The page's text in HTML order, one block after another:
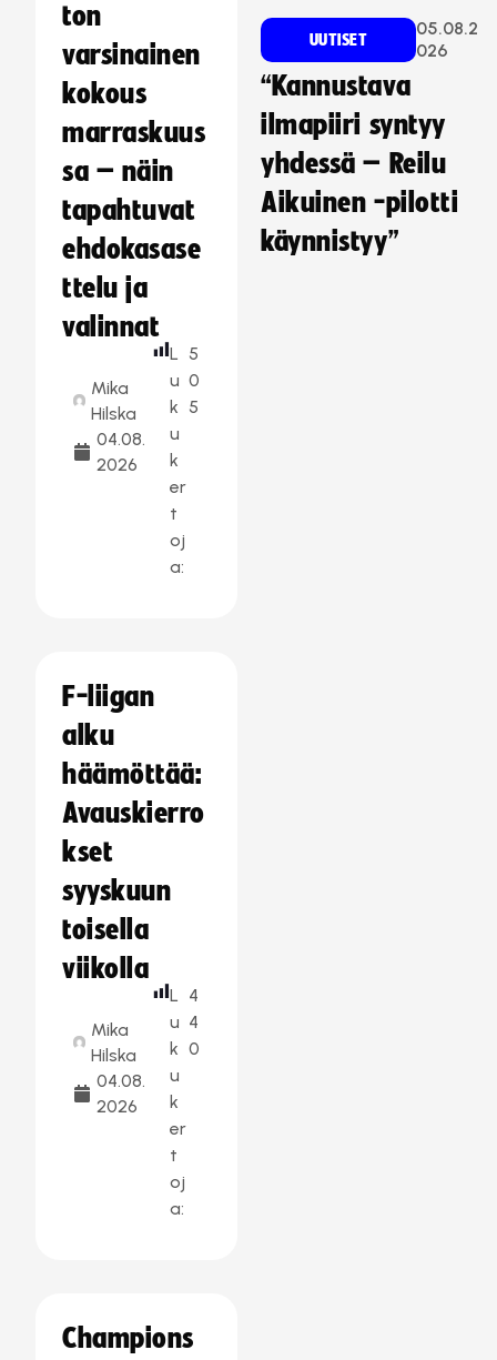
ton
varsinainen
kokous
marraskuus
sa – näin
tapahtuvat
ehdokasase
ttelu ja
valinnat
Mika
Hilska
04.08.
2026
L
u
k
u
k
er
t
oj
a:
5
0
5
F-liigan
alku
häämöttää:
Avauskierro
kset
syyskuun
toisella
viikolla
Mika
Hilska
04.08.
2026
L
u
k
u
k
er
t
oj
a:
4
4
0
Champions
UUTISET
05.08.2
026
“Kannustava
ilmapiiri syntyy
yhdessä – Reilu
Aikuinen -pilotti
käynnistyy”